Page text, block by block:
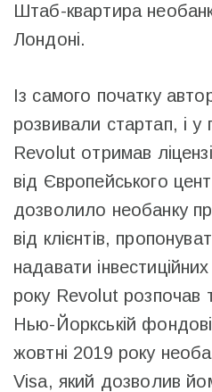
Штаб-квартира
Лондоні.
Із самого початку
розвивали стартап, і у
Revolut отримав
від Європейського
дозволило необанку
від клієнтів,
надавати
року Revolut розпочав
Нью-Йоркській
жовтні 2019 року
Visa, який дозволив